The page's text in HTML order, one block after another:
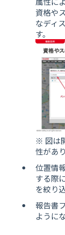
資格や
なディ
す。
※ 図は
性があ
位置情
する際
を絞り
報告書
ように